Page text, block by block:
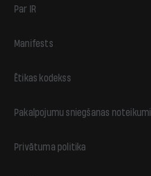
Par IR
Manifests
Ētikas kodekss
Pakalpojumu sniegšanas noteikumi
Privātuma politika